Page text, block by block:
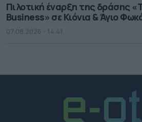
Πιλοτική έναρξη της δράσης
Business» σε Κιόνια & Άγιο
07.08.2026 - 14.41